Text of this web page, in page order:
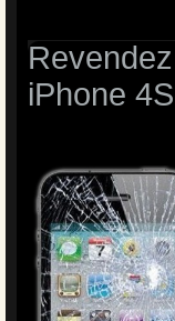
iPhone